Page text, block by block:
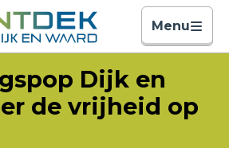
Menu
Dijk en
de vrijheid op